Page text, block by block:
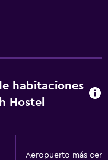
habitaciones
Hostel
Aeropuerto más